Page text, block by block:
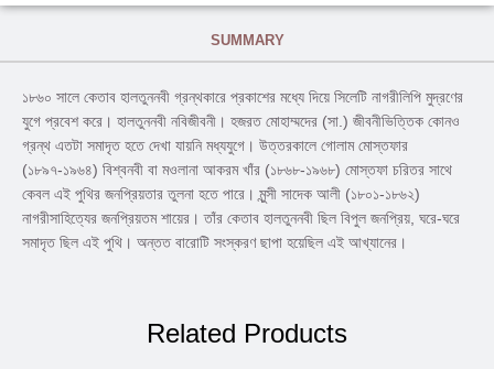
SUMMARY
১৮৬০ সালে কেতাব হালতুননবী গ্রন্থকারে প্রকাশের মধ্যে দিয়ে সিলেটি নাগরীলিপি মুদ্রণের
যুগে প্রবেশ করে। হালতুননবী নবিজীবনী। হজরত মোহাম্মদের (সা.) জীবনীভিত্তিক কোনও
গ্রন্থ এতটা সমাদৃত হতে দেখা যায়নি মধ্যযুগে। উত্তরকালে গোলাম মোস্তফার
(১৮৯৭-১৯৬৪) বিশ্বনবী বা মওলানা আকরম খাঁর (১৮৬৮-১৯৬৮) মোস্তফা চরিতর সাথে
কেবল এই পুথির জনপ্রিয়তার তুলনা হতে পারে। মুন্সী সাদেক আলী (১৮০১-১৮৬২)
নাগরীসাহিত্যের জনপ্রিয়তম শায়ের। তাঁর কেতাব হালতুননবী ছিল বিপুল জনপ্রিয়, ঘরে-ঘরে
সমাদৃত ছিল এই পুথি। অন্তত বারোটি সংস্করণ ছাপা হয়েছিল এই আখ্যানের।
Related Products